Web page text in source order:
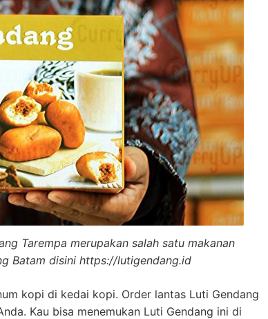
Tarempa merupakan salah satu makanan
Batam disini https://lutigendang.id
kopi di kedai kopi. Order lantas Luti Gendang
Kau bisa menemukan Luti Gendang ini di